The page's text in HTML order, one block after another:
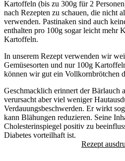
Kartoffeln (bis zu 300g für 2
nach Rezepten zu schauen, die nicht
verwenden. Pastinaken sind auch
enthalten pro 100g sogar leicht mehr
Kartoffeln.
In unserem Rezept verwenden wir
Gemüsesorten und nur 100g
können wir gut ein Vollkornbrötchen
Geschmacklich erinnert der Bärlauch
verursacht aber viel weniger
Verdauungsbeschwerden. Er wirkt
kann Blähungen reduzieren. Seine
Cholesterinspiegel positiv zu
Diabetes vorteilhaft ist.
Rezept